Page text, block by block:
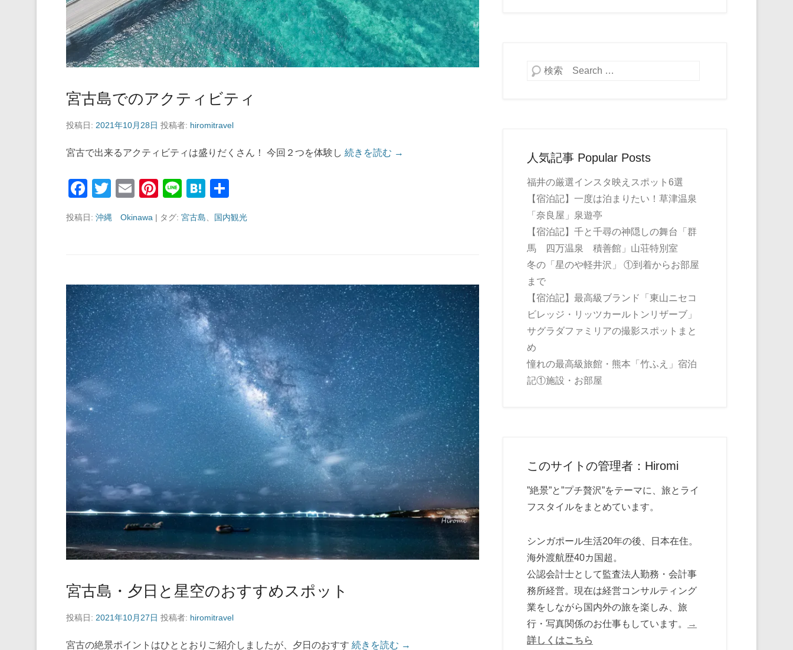
宮古島でのアクティビティ
投稿日: 2021年10月28日 投稿者: hiromitravel
宮古で出来るアクティビティは盛りだくさん！ 今回２つを体験し 続きを読む →
F
c
o
o
k
T
tt
E
ail
Pi
er
Li
e
H
e
投稿日: 沖縄 Okinawa | タグ: 宮古島 国内観光
宮古島・夕日と星空のおすすめスポット
投稿日: 2021年10月27日 投稿者: hiromitravel
宮古の絶景ポイントはひととおりご紹介しましたが、夕日のおすす 続きを読む →
検索
人気記事 Popular Posts
福井の厳選インスタ映えスポット6選
【宿泊記】一度は泊まりたい！草津温泉
「奈良屋」泉遊亭
【宿泊記】千と千尋の神隠しの舞台「群
馬 四万温泉 積善館」山荘特別室
冬の「星のや軽井沢」 ①到着からお部屋
まで
【宿泊記】最高級ブランド「東山ニセコ
ビレッジ・リッツカールトンリザーブ」
サグラダファミリアの撮影スポットまと
め
憧れの最高級旅館・熊本「竹ふえ」宿泊
記①施設・お部屋
このサイトの管理者：Hiromi
”絶景”と”プチ贅沢”をテーマに、旅とライ
フスタイルをまとめています。
シンガポール生活20年の後、日本在住。
海外渡航歴40カ国超。
公認会計士として監査法人勤務・会計事
務所経営。現在は経営コンサルティング
業をしながら国内外の旅を楽しみ、旅
行・写真関係のお仕事もしています。
→
詳しくはこちら